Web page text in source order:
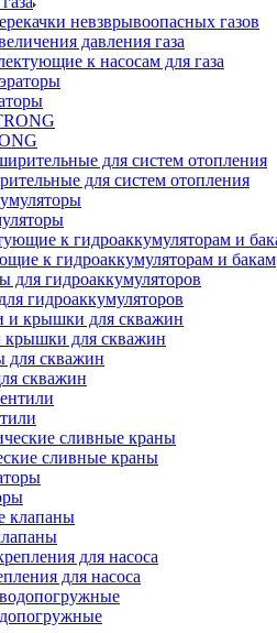
невзврывоопасных газов
давления газа
к насосам для газа
для систем отопления
к гидроаккумуляторам и бакам
гидроаккумуляторов
крышки для скважин
скважин
сливные краны
для насоса